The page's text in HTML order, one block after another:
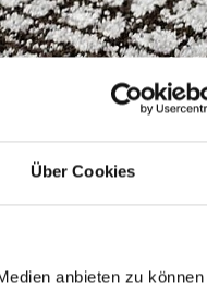
Über Cookies
anbieten zu können